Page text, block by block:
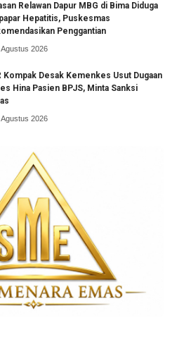
Relawan Dapur MBG di Bima Diduga
Hepatitis, Puskesmas
Penggantian
Agustus 2026
Kompak Desak Kemenkes Usut Dugaan
Hina Pasien BPJS, Minta Sanksi
Agustus 2026